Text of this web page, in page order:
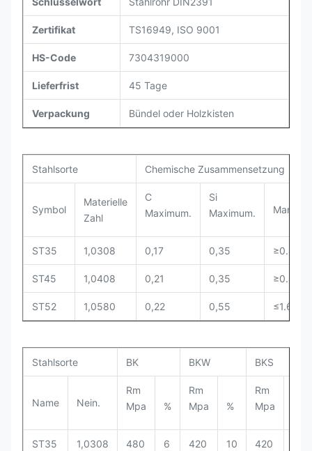
Zertifikat TS16949, ISO 9001
HS-Code 7304319000
Lieferfrist 45 Tage
Verpackung Bündel oder Holzkisten
Stahlsorte Chemische Zusammensetzung
Symbol
Materielle
Zahl
C
Maximum.
Si
Maximum.
Mangan
ST35 1,0308 0,17 0,35 ≥0.40
ST45 1,0408 0,21 0,35 ≥0.40
ST52 1,0580 0,22 0,55 ≤1.60
Stahlsorte BK BKW BKS
Name Nein.
Rm
Mpa
%
Rm
Mpa
%
Rm
Mpa
ST35 1,0308 480 6 420 10 420